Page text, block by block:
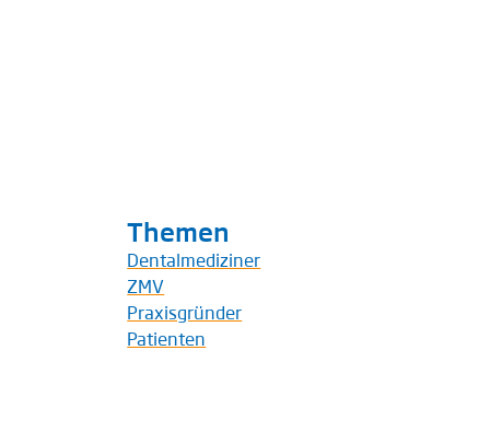
Themen
Dentalmediziner
ZMV
Praxisgründer
Patienten